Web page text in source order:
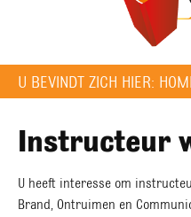
U BEVINDT ZICH HIER:
Instructeur
U heeft interesse om
Brand, Ontruimen en